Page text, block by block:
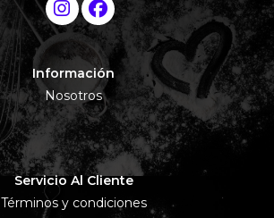
Información
Nosotros
Servicio Al Cliente
Términos y condiciones